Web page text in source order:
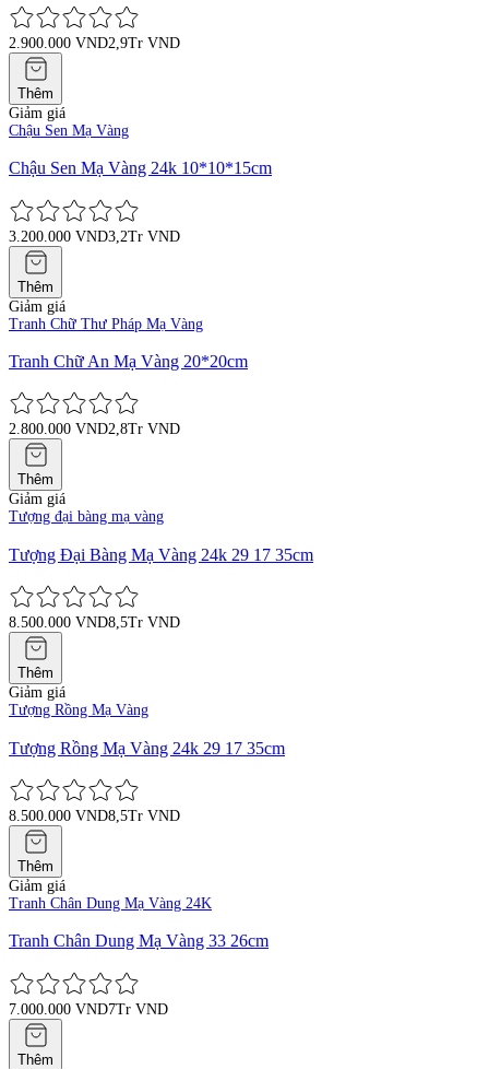
2.900.000 VND2,9Tr VND
Thêm
Giảm giá
Chậu Sen Mạ Vàng
Chậu Sen Mạ Vàng 24k 10*10*15cm
3.200.000 VND3,2Tr VND
Thêm
Giảm giá
Tranh Chữ Thư Pháp Mạ Vàng
Tranh Chữ An Mạ Vàng 20*20cm
2.800.000 VND2,8Tr VND
Thêm
Giảm giá
Tượng đại bàng mạ vàng
Tượng Đại Bàng Mạ Vàng 24k 29 17 35cm
8.500.000 VND8,5Tr VND
Thêm
Giảm giá
Tượng Rồng Mạ Vàng
Tượng Rồng Mạ Vàng 24k 29 17 35cm
8.500.000 VND8,5Tr VND
Thêm
Giảm giá
Tranh Chân Dung Mạ Vàng 24K
Tranh Chân Dung Mạ Vàng 33 26cm
7.000.000 VND7Tr VND
Thêm